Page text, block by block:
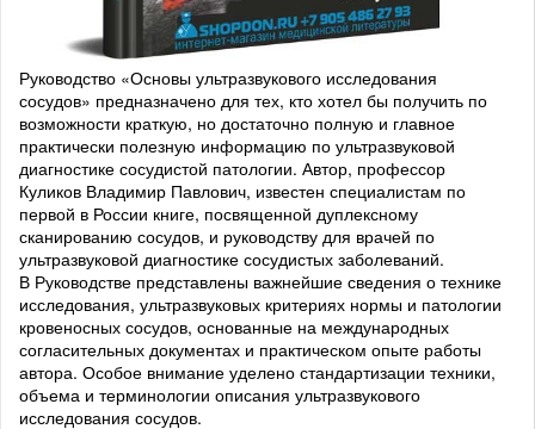
Руководство «Основы ультразвукового исследования
сосудов» предназначено для тех, кто хотел бы получить по
возможности краткую, но достаточно полную и главное
практически полезную информацию по ультразвуковой
диагностике сосудистой патологии. Автор, профессор
Куликов Владимир Павлович, известен специалистам по
первой в России книге, посвященной дуплексному
сканированию сосудов, и руководству для врачей по
ультразвуковой диагностике сосудистых заболеваний.
В Руководстве представлены важнейшие сведения о технике
исследования, ультразвуковых критериях нормы и патологии
кровеносных сосудов, основанные на международных
согласительных документах и практическом опыте работы
автора. Особое внимание уделено стандартизации техники,
объема и терминологии описания ультразвукового
исследования сосудов.